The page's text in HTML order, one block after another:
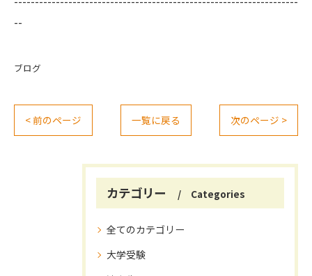
--
ブログ
< 前のページ 一覧に戻る 次のページ >
カテゴリー Categories
全てのカテゴリー
大学受験